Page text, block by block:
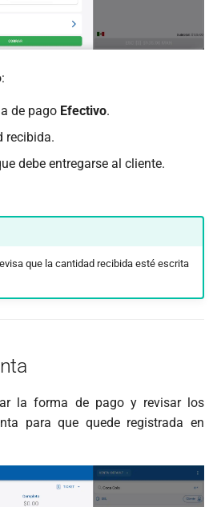
de pago Efectivo.
recibida.
debe entregarse al cliente.
que la cantidad recibida esté escrita
la forma de pago y revisar los
para que quede registrada en